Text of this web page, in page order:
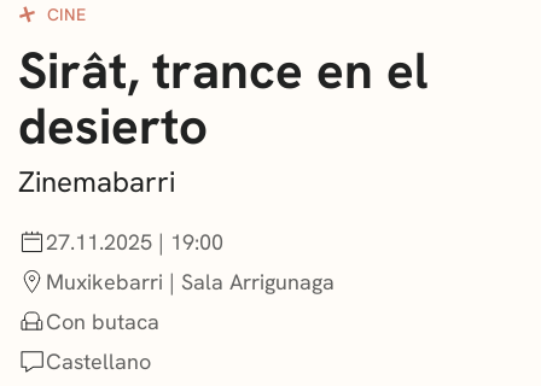
NOTICIAS
GETXO KULTURA
ASOCIACIONES CULTURALES
CINE
Sirât, trance en el
desierto
Zinemabarri
27.11.2025 | 19:00
Muxikebarri | Sala Arrigunaga
Con butaca
Castellano